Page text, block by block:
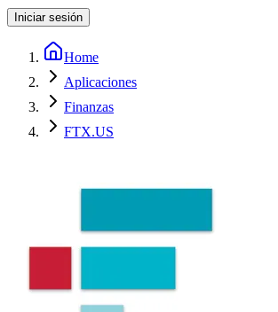
Iniciar sesión
Home
Aplicaciones
Finanzas
FTX.US